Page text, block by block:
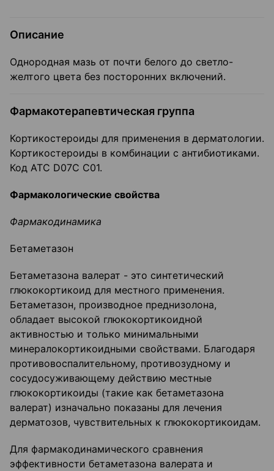
Описание
Однородная мазь от почти белого до светло-
желтого цвета без посторонних включений.
Фармакотерапевтическая группа
Кортикостероиды для применения в дерматологии.
Кортикостероиды в комбинации с антибиотиками.
Код АТС D07C С01.
Фармакологические свойства
Фармакодинамика
Бетаметазон
Бетаметазона валерат - это синтетический
глюкокортикоид для местного применения.
Бетаметазон, производное преднизолона,
обладает высокой глюкокортикоидной
активностью и только минимальными
минералокортикоидными свойствами. Благодаря
противовоспалительному, противозудному и
сосудосуживающему действию местные
глюкокортикоиды (такие как бетаметазона
валерат) изначально показаны для лечения
дерматозов, чувствительных к глюкокортикоидам.
Для фармакодинамического сравнения
эффективности бетаметазона валерата и